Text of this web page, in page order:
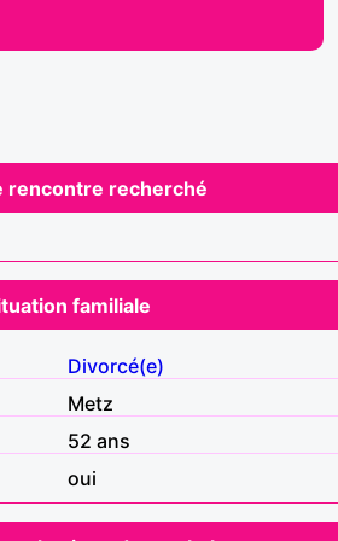
rencontre recherché
familiale
Divorcé(e)
Metz
52 ans
oui